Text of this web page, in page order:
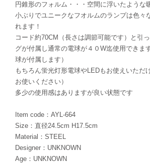
円錐形のフォルム・・・空間に浮いたような
小ぶりでユニークなフオルムのランプは色々
れます！
コード約70CM（長さは調節可能です）と引
グが付属し通常の電球が４０W迄使用できま
球が付属します）
もちろん蛍光灯形電球やLEDもお使えいただ
お使いください）
多少の使用感はありますが良い状態です
Item code：AYL-664
Size：直径24.5cm H17.5cm
Material：STEEL
Designer：UNKNOWN
Age：UNKNOWN